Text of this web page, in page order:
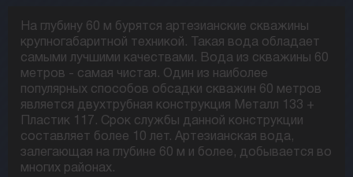
На глубину 60 м бурятся артезианские скважины
крупногабаритной техникой. Такая вода обладает
самыми лучшими качествами. Вода из скважины 60
метров - самая чистая. Один из наиболее
популярных способов обсадки скважин 60 метров
является двухтрубная конструкция Металл 133 +
Пластик 117. Срок службы данной конструкции
составляет более 10 лет. Артезианская вода,
залегающая на глубине 60 м и более, добывается во
многих районах.